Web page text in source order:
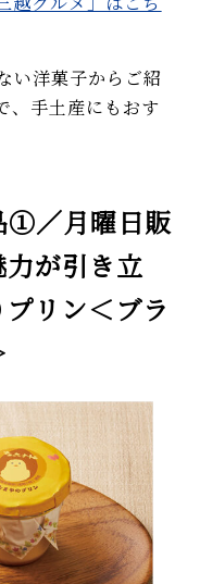
い洋菓子からご紹
、手土産にもおす
①／月曜日販
が引き立
リン＜ブラ